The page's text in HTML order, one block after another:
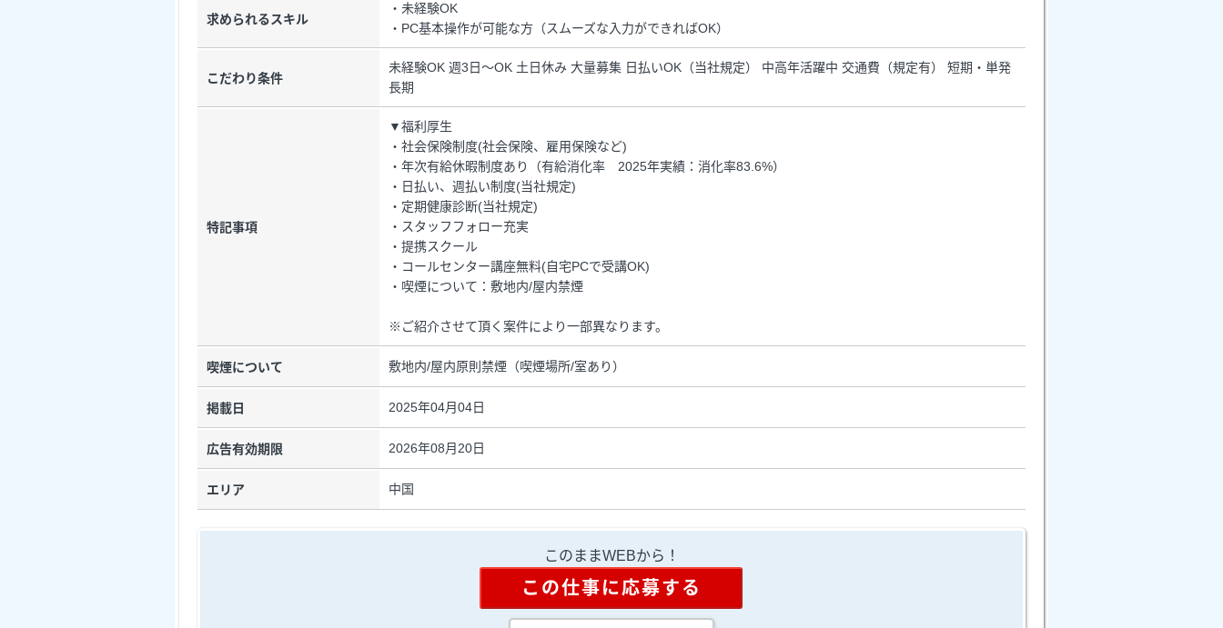
求められるスキル
・未経験OK
・PC基本操作が可能な方（スムーズな入力ができればOK）
こだわり条件
未経験OK 週3日～OK 土日休み 大量募集 日払いOK（当社規定） 中高年活躍中 交通費（規定有） 短期・単発
長期
特記事項
▼福利厚生
・社会保険制度(社会保険、雇用保険など)
・年次有給休暇制度あり（有給消化率 2025年実績：消化率83.6%）
・日払い、週払い制度(当社規定)
・定期健康診断(当社規定)
・スタッフフォロー充実
・提携スクール
・コールセンター講座無料(自宅PCで受講OK)
・喫煙について：敷地内/屋内禁煙
※ご紹介させて頂く案件により一部異なります。
喫煙について 敷地内/屋内原則禁煙（喫煙場所/室あり）
掲載日 2025年04月04日
広告有効期限 2026年08月20日
エリア 中国
このままWEBから！
この仕事に応募する